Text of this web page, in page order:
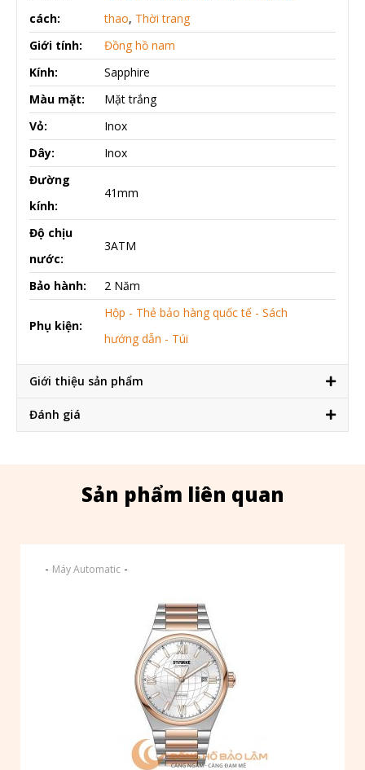
cách:
thao, Thời trang
Giới tính:
Đồng hồ nam
Kính:
Sapphire
Màu mặt:
Mặt trắng
Vỏ:
Inox
Dây:
Inox
Đường
kính:
41mm
Độ chịu
nước:
3ATM
Bảo hành: 2 Năm
Phụ kiện:
Hộp - Thẻ bảo hàng quốc tế - Sách
hướng dẫn - Túi
Giới thiệu sản phẩm
Đánh giá
Sản phẩm liên quan
- Máy Automatic -